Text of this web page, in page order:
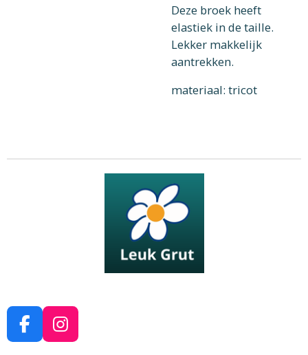
Deze broek heeft
elastiek in de taille.
Lekker makkelijk
aantrekken.
materiaal: tricot
F
a
I
n